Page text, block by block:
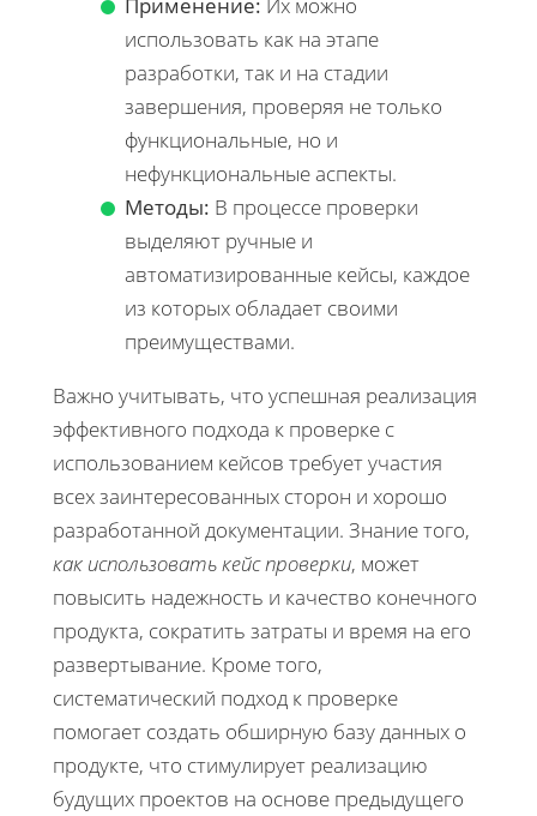
использовать как на этапе
разработки, так и на стадии
завершения, проверяя не только
функциональные, но и
нефункциональные аспекты.
Методы: В процессе проверки
выделяют ручные и
автоматизированные кейсы, каждое
из которых обладает своими
преимуществами.
Важно учитывать, что успешная реализация
эффективного подхода к проверке с
использованием кейсов требует участия
всех заинтересованных сторон и хорошо
разработанной документации. Знание того,
как использовать кейс проверки, может
повысить надежность и качество конечного
продукта, сократить затраты и время на его
развертывание. Кроме того,
систематический подход к проверке
помогает создать обширную базу данных о
продукте, что стимулирует реализацию
будущих проектов на основе предыдущего